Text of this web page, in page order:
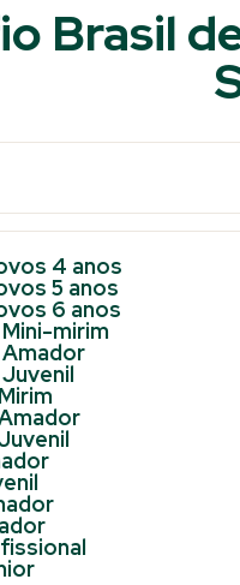
Brasil
4 anos
5 anos
6 anos
mirim